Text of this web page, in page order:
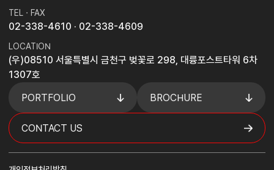
TEL · FAX
02-338-4610 · 02-338-4609
LOCATION
(우)08510 서울특별시 금천구 벚꽃로 298, 대륭포스트타워 6차
1307호
PORTFOLIO
BROCHURE
CONTACT US